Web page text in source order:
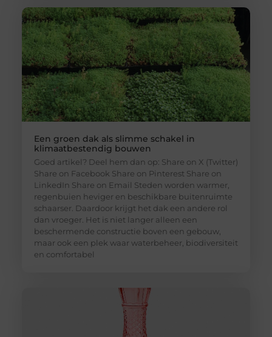
Een groen dak als slimme schakel in
klimaatbestendig bouwen
Goed artikel? Deel hem dan op: Share on X (Twitter)
Share on Facebook Share on Pinterest Share on
LinkedIn Share on Email Steden worden warmer,
regenbuien heviger en beschikbare buitenruimte
schaarser. Daardoor krijgt het dak een andere rol
dan vroeger. Het is niet langer alleen een
beschermende constructie boven een gebouw,
maar ook een plek waar waterbeheer, biodiversiteit
en comfortabel